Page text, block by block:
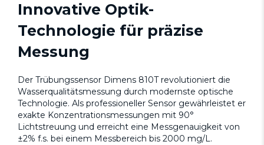
Innovative Optik-
Technologie für präzise
Messung
Der Trübungssensor Dimens 810T revolutioniert die
Wasserqualitätsmessung durch modernste optische
Technologie. Als professioneller Sensor gewährleistet er
exakte Konzentrationsmessungen mit 90°
Lichtstreuung und erreicht eine Messgenauigkeit von
±2% f.s. bei einem Messbereich bis 2000 mg/L.